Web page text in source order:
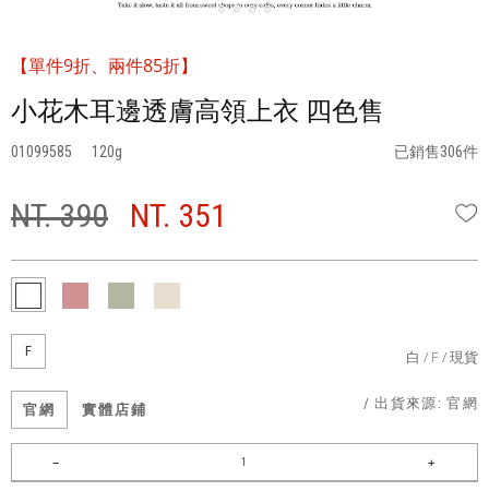
【單件9折、兩件85折】
小花木耳邊透膚高領上衣 四色售
01099585 120 已銷售306件
NT. 390 NT. 351
F 白 F 現貨
官網 實體店鋪 / 出貨來源:官網